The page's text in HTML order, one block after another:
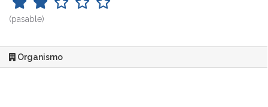
(pasable)
Organismo